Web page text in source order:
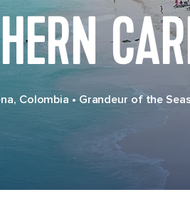
Colombia • Grandeur of the